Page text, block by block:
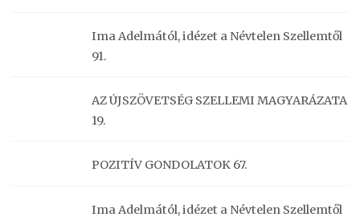
Ima Adelmától, idézet a Névtelen Szellemtől
91.
AZ ÚJSZÖVETSÉG SZELLEMI MAGYARÁZATA
19.
POZITÍV GONDOLATOK 67.
Ima Adelmától, idézet a Névtelen Szellemtől